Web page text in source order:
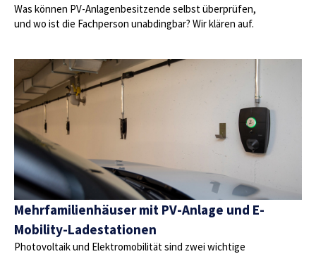
Was können PV-Anlagenbesitzende selbst überprüfen,
und wo ist die Fachperson unabdingbar? Wir klären auf.
Mehrfamilienhäuser mit PV-Anlage und E-
Mobility-Ladestationen
Photovoltaik und Elektromobilität sind zwei wichtige